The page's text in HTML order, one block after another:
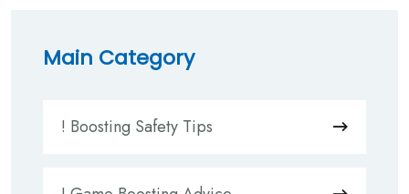
Main Category
! Boosting Safety Tips